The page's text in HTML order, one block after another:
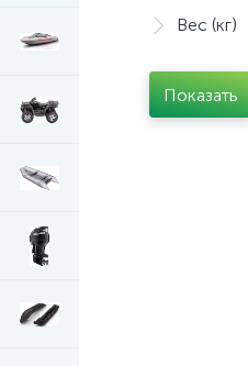
Вес (кг)
Показать